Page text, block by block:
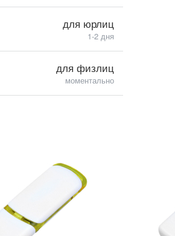
для юрлиц
1-2 дня
для физлиц
моментально